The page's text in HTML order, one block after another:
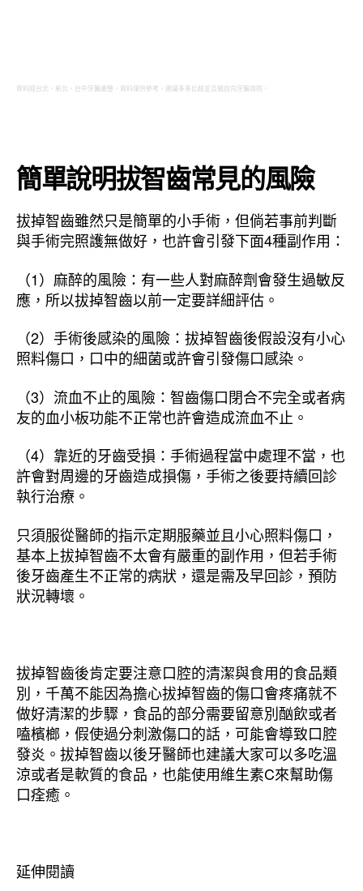
資料經台北、新北、台中牙醫彙整，資料僅供參考，建議多多比較並且親自向牙醫詢問。
簡單說明拔智齒常見的風險
拔掉智齒雖然只是簡單的小手術，但倘若事前判斷
與手術完照護無做好，也許會引發下面4種副作用：
（1）麻醉的風險：有一些人對麻醉劑會發生過敏反
應，所以拔掉智齒以前一定要詳細評估。
（2）手術後感染的風險：拔掉智齒後假設沒有小心
照料傷口，口中的細菌或許會引發傷口感染。
（3）流血不止的風險：智齒傷口閉合不完全或者病
友的血小板功能不正常也許會造成流血不止。
（4）靠近的牙齒受損：手術過程當中處理不當，也
許會對周邊的牙齒造成損傷，手術之後要持續回診
執行治療。
只須服從醫師的指示定期服藥並且小心照料傷口，
基本上拔掉智齒不太會有嚴重的副作用，但若手術
後牙齒產生不正常的病狀，還是需及早回診，預防
狀況轉壞。
拔掉智齒後肯定要注意口腔的清潔與食用的食品類
別，千萬不能因為擔心拔掉智齒的傷口會疼痛就不
做好清潔的步驟，食品的部分需要留意別酗飲或者
嗑檳榔，假使過分刺激傷口的話，可能會導致口腔
發炎。拔掉智齒以後牙醫師也建議大家可以多吃溫
涼或者是軟質的食品，也能使用維生素C來幫助傷
口痊癒。
延伸閱讀